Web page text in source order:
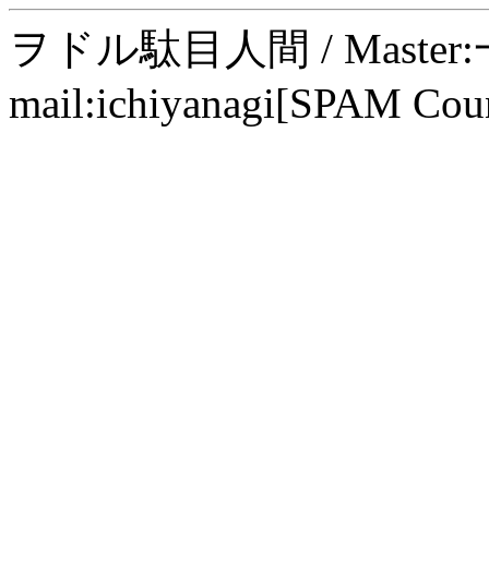
ヲドル駄目人間 /
mail:ichiyanagi[SPAM